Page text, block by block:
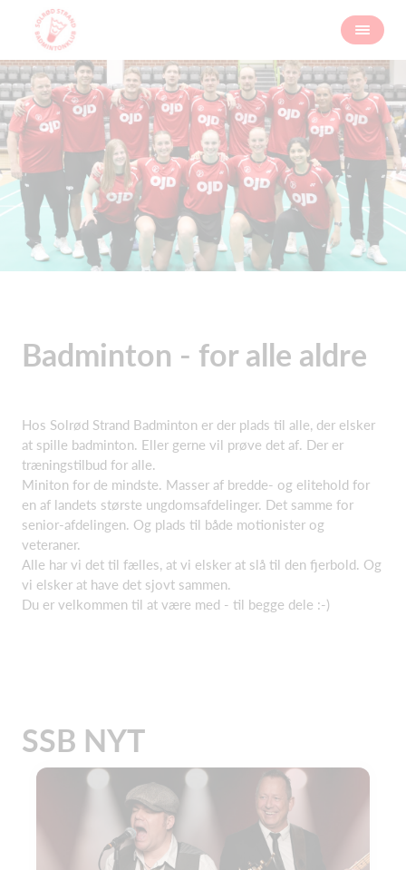
Badminton - for alle aldre
Hos Solrød Strand Badminton er der plads til alle, der elsker
at spille badminton. Eller gerne vil prøve det af. Der er
træningstilbud for alle.
Miniton for de mindste. Masser af bredde- og elitehold for
en af landets største ungdomsafdelinger. Det samme for
senior-afdelingen. Og plads til både motionister og
veteraner.
Alle har vi det til fælles, at vi elsker at slå til den fjerbold. Og
vi elsker at have det sjovt sammen.
Du er velkommen til at være med - til begge dele :-)
SSB NYT